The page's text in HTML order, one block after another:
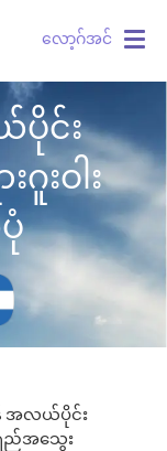
လော့ဂ်အင်
င်း
းဝါး
အလယ်ပိုင်း
ရည်အသွေး